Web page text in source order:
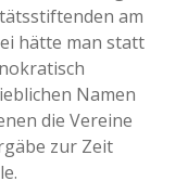
am
hätte man statt
Namen
die Vereine
zur Zeit